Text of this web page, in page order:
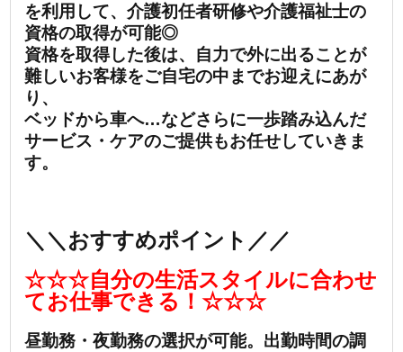
を利用して、介護初任者研修や介護福祉士の
資格の取得が可能◎
資格を取得した後は、自力で外に出ることが
難しいお客様をご自宅の中までお迎えにあが
り、
ベッドから車へ…などさらに一歩踏み込んだ
サービス・ケアのご提供もお任せしていきま
す。
＼＼おすすめポイント／／
☆☆☆自分の生活スタイルに合わせ
てお仕事できる！☆☆☆
昼勤務・夜勤務の選択が可能。出勤時間の調